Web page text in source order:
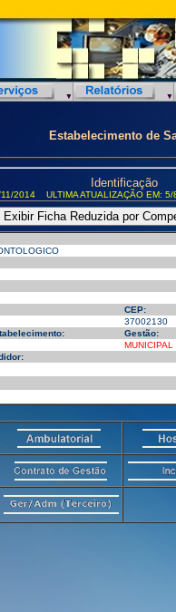
Estabelecimento de
Identificação
2014 ULTIMA ATUALIZAÇÃO EM:
CEP:
37002130
Gestão:
MUNICIPAL